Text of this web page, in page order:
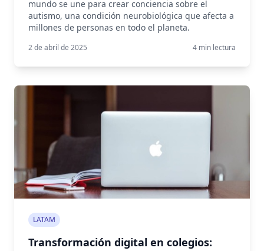
mundo se une para crear conciencia sobre el
autismo, una condición neurobiológica que afecta a
millones de personas en todo el planeta.
2 de abril de 2025 4 min lectura
LATAM
Transformación digital en colegios: